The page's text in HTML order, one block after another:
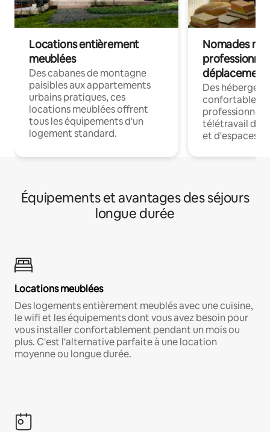
Locations entièrement
meublées
Des cabanes de montagne
paisibles aux appartements
urbains pratiques, ces
locations meublées offrent
tous les équipements d'un
logement standard.
Nomades
déplacement
Des
confortables
professionnels
télétravail
et d'espaces
Équipements et avantages des séjours
longue durée
Locations meublées
Des logements entièrement meublés avec une cuisine,
le wifi et les équipements dont vous avez besoin pour
vous installer confortablement pendant un mois ou
plus. C'est l'alternative parfaite à une location
moyenne ou longue durée.